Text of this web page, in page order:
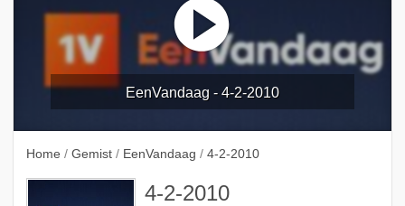
EenVandaag - 4-2-2010
Home / Gemist / EenVandaag / 4-2-2010
4-2-2010